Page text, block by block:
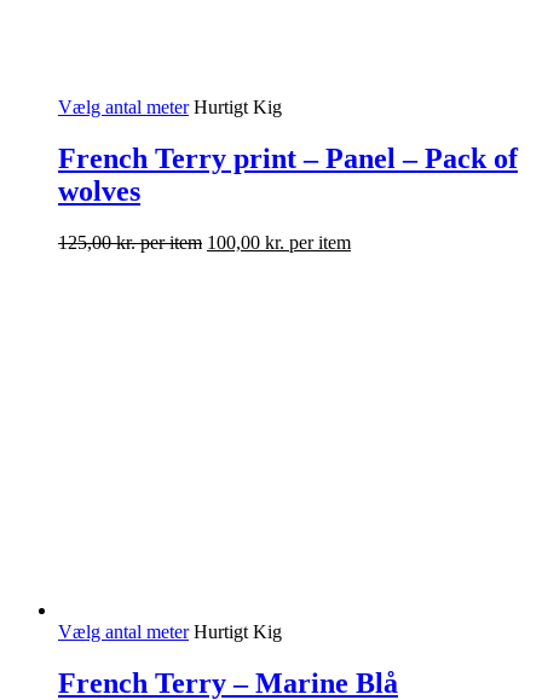
Vælg antal meter Hurtigt Kig
French Terry print – Panel – Pack of
wolves
125,00kr.per item 100,00 kr. per item
Vælg antal meter Hurtigt Kig
French Terry – Marine Blå